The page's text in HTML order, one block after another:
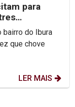
para
bairro do Ibura
que chove
LER MAIS